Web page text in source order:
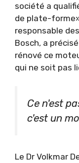
société a
de plate-
responsable
Bosch, a
rénové ce
qui ne soit pas
Ce n'est
c'est un
Le Dr Volkmar